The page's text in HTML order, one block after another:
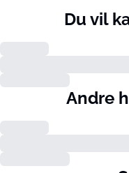
Du vil
Andre